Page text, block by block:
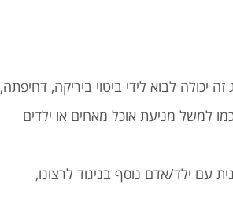
יכולה לבוא לידי ביטוי ביריקה, דחיפתה,
למשל מניעת אוכל מאחים או ילדים
עם ילד/אדם נוסף בניגוד לרצונו,